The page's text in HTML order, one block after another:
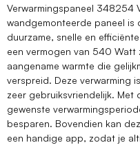
Verwarmingspaneel 348254
wandgemonteerde paneel
duurzame, snelle en
een vermogen van 540
aangename warmte die
verspreid. Deze verwarming
zeer gebruiksvriendelijk. Met
gewenste
besparen. Bovendien kan
een handige app, zodat je